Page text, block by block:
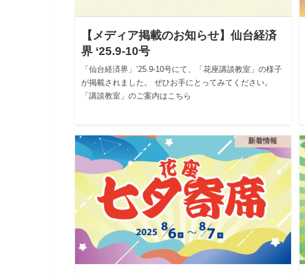
【メディア掲載のお知らせ】仙台経済
界 ‘25.9-10号
「仙台経済界」’25.9-10号にて、「花座講談教室」の様子
が掲載されました。 ぜひお手にとってみてください。
「講談教室」のご案内はこちら
新着情報